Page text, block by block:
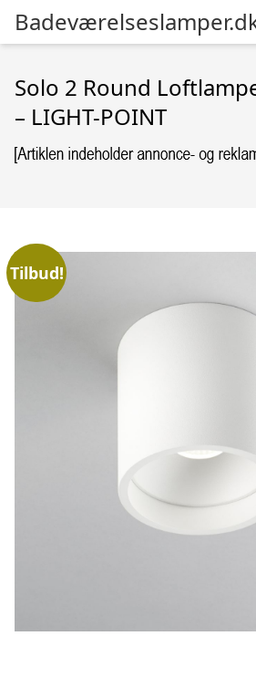
Solo 2 Round
– LIGHT-POINT
Tilbud!